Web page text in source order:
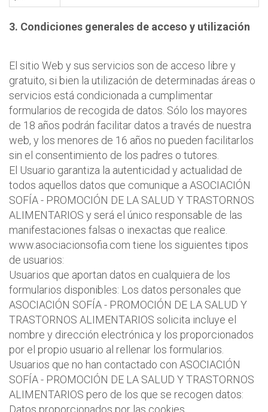
3. Condiciones generales de acceso y utilización
El sitio Web y sus servicios son de acceso libre y
gratuito, si bien la utilización de determinadas áreas o
servicios está condicionada a cumplimentar
formularios de recogida de datos. Sólo los mayores
de 18 años podrán facilitar datos a través de nuestra
web, y los menores de 16 años no pueden facilitarlos
sin el consentimiento de los padres o tutores.
El Usuario garantiza la autenticidad y actualidad de
todos aquellos datos que comunique a ASOCIACIÓN
SOFÍA - PROMOCIÓN DE LA SALUD Y TRASTORNOS
ALIMENTARIOS y será el único responsable de las
manifestaciones falsas o inexactas que realice.
www.asociacionsofia.com tiene los siguientes tipos
de usuarios:
Usuarios que aportan datos en cualquiera de los
formularios disponibles: Los datos personales que
ASOCIACIÓN SOFÍA - PROMOCIÓN DE LA SALUD Y
TRASTORNOS ALIMENTARIOS solicita incluye el
nombre y dirección electrónica y los proporcionados
por el propio usuario al rellenar los formularios.
Usuarios que no han contactado con ASOCIACIÓN
SOFÍA - PROMOCIÓN DE LA SALUD Y TRASTORNOS
ALIMENTARIOS pero de los que se recogen datos:
Datos proporcionados por las cookies